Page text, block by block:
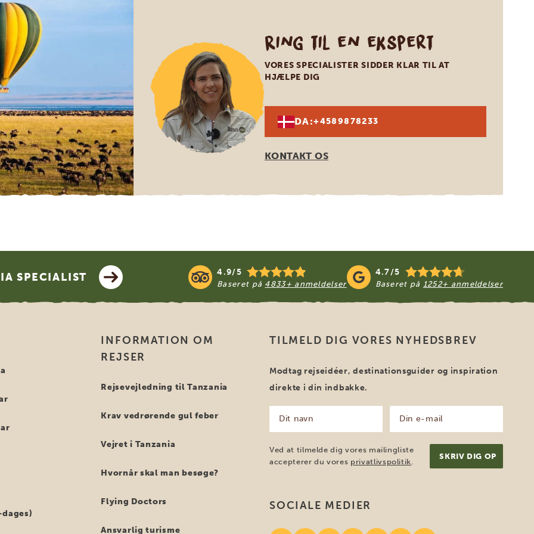
Ring til en ekspert
VORES SPECIALISTER SIDDER KLAR TIL AT
HJÆLPE DIG
DA:+4589878233
KONTAKT OS
SPECIALIST 4.9/5
Baseret på 4833+ anmeldelser
4.7/5
Baseret på 1252+ anmeldelser
INFORMATION OM
REJSER
Rejsevejledning til Tanzania
Krav vedrørende gul feber
Vejret i Tanzania
Hvornår skal man besøge?
Flying Doctors
Ansvarlig turisme
TILMELD DIG VORES NYHEDSBREV
Modtag rejseidéer, destinationsguider og inspiration
direkte i din indbakke.
navn
(Påkrævet)
mail
(Påkrævet)
Ved at tilmelde dig vores mailingliste
accepterer du vores privatlivspolitik.
SOCIALE MEDIER